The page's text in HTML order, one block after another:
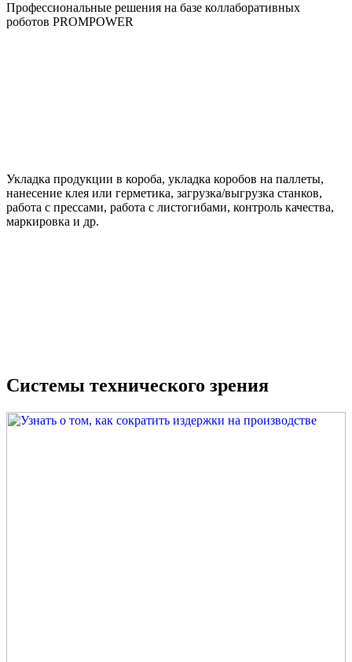
Профессиональные решения на базе коллаборативных
роботов PROMPOWER
Укладка продукции в короба, укладка коробов на паллеты,
нанесение клея или герметика, загрузка/выгрузка станков,
работа с прессами, работа с листогибами, контроль качества,
маркировка и др.
Системы технического зрения